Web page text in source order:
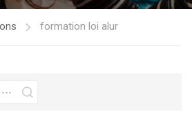
formation loi alur